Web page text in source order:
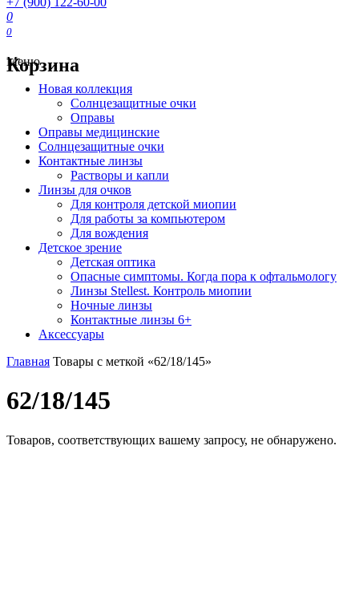
0
0
Корзина
Меню
Новая коллекция
Солнцезащитные очки
Оправы
Оправы медицинские
Солнцезащитные очки
Контактные линзы
Растворы и капли
Линзы для очков
Для контроля детской миопии
Для работы за компьютером
Для вождения
Детское зрение
Детская оптика
Опасные симптомы. Когда пора к офтальмологу
Линзы Stellest. Контроль миопии
Ночные линзы
Контактные линзы 6+
Аксессуары
Главная Товары с меткой «62/18/145»
62/18/145
Товаров, соответствующих вашему запросу, не обнаружено.